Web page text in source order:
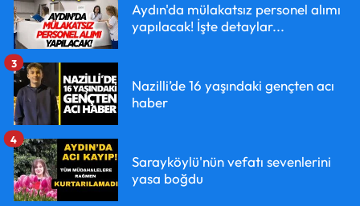
Aydın'da mülakatsız personel alımı
yapılacak! İşte detaylar...
Nazilli’de 16 yaşındaki gençten acı
haber
3
Sarayköylü'nün vefatı sevenlerini
yasa boğdu
4